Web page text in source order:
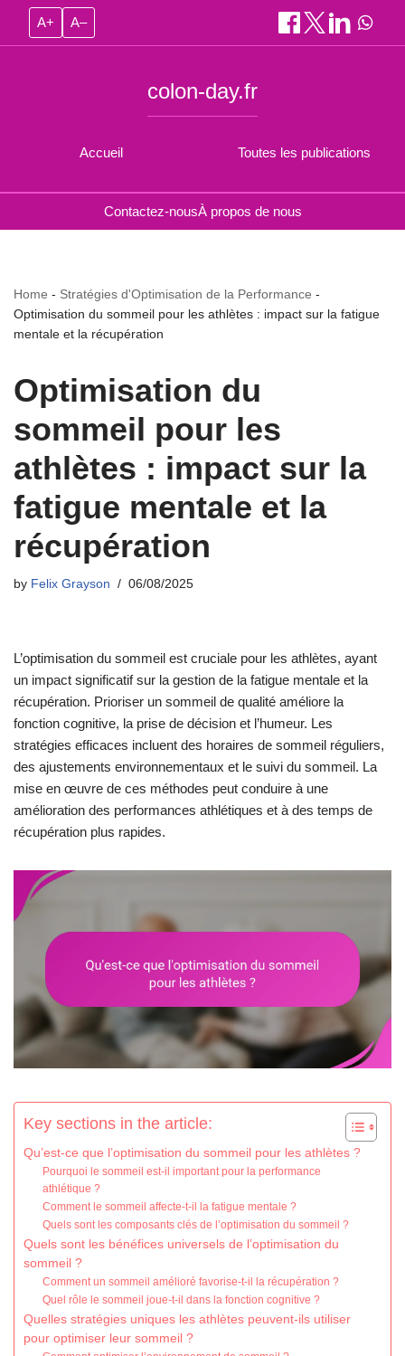
A+ A–
Accueil
colon-day.fr
Toutes les publications
Contactez-nousÀ propos de nous
Home - Stratégies d'Optimisation de la Performance -
Optimisation du sommeil pour les athlètes : impact sur la fatigue
mentale et la récupération
Optimisation du
sommeil pour les
athlètes : impact sur la
fatigue mentale et la
récupération
by Felix Grayson 06/08/2025
L’optimisation du sommeil est cruciale pour les athlètes, ayant
un impact significatif sur la gestion de la fatigue mentale et la
récupération. Prioriser un sommeil de qualité améliore la
fonction cognitive, la prise de décision et l’humeur. Les
stratégies efficaces incluent des horaires de sommeil réguliers,
des ajustements environnementaux et le suivi du sommeil. La
mise en œuvre de ces méthodes peut conduire à une
amélioration des performances athlétiques et à des temps de
récupération plus rapides.
Key sections in the article:
Qu’est-ce que l’optimisation du sommeil pour les athlètes ?
Pourquoi le sommeil est-il important pour la performance
athlétique ?
Comment le sommeil affecte-t-il la fatigue mentale ?
Quels sont les composants clés de l’optimisation du sommeil ?
Quels sont les bénéfices universels de l’optimisation du
sommeil ?
Comment un sommeil amélioré favorise-t-il la récupération ?
Quel rôle le sommeil joue-t-il dans la fonction cognitive ?
Quelles stratégies uniques les athlètes peuvent-ils utiliser
pour optimiser leur sommeil ?